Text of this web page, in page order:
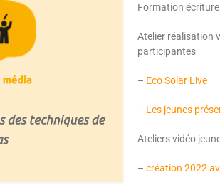
Formation
Atelier réalisation
participantes
– Eco Solar Live
– Les jeunes
Ateliers vidéo
– création 2022